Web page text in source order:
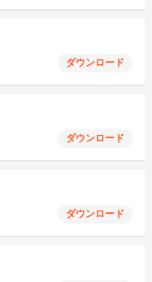
ダウンロード
ダウンロード
ダウンロード